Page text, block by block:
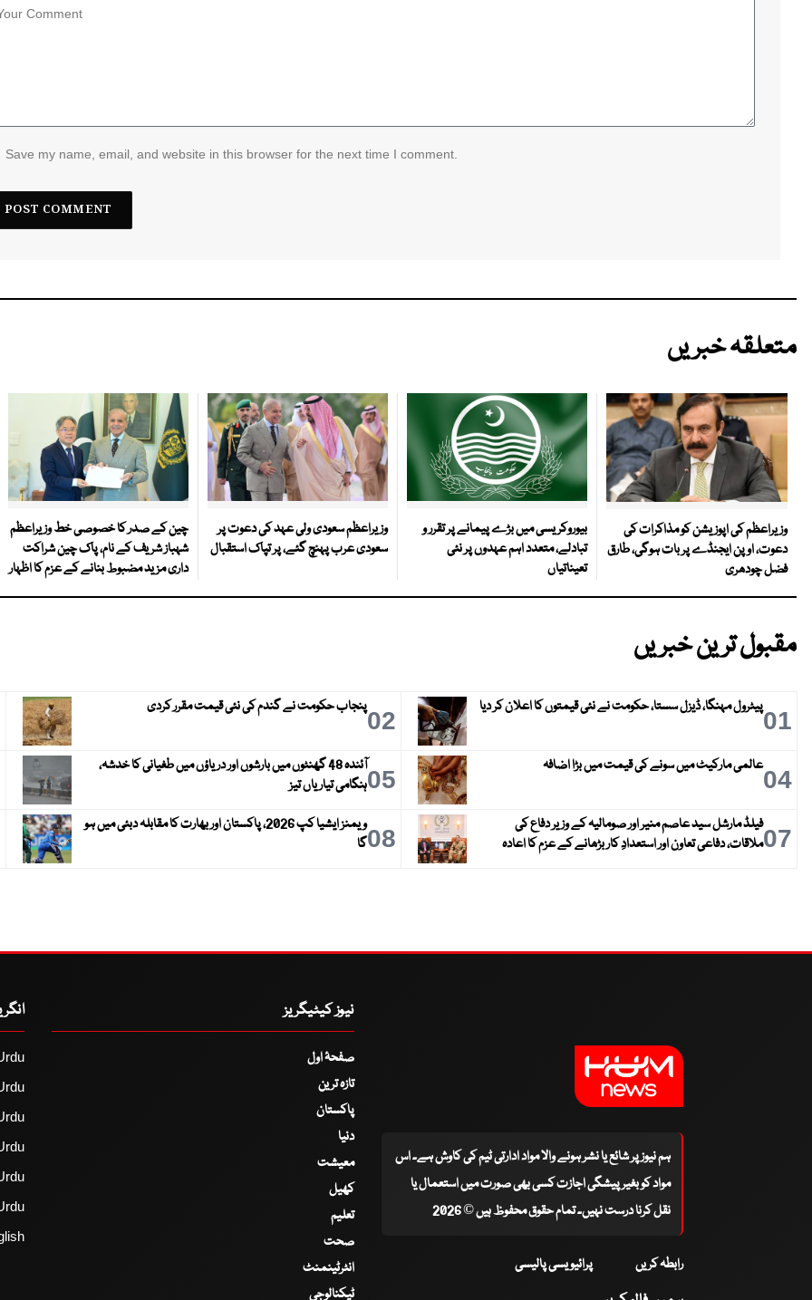
Save my name, email, and website in this browser for the next time I comment.
متعلقہ خبریں
وزیراعظم کی اپوزیشن کو مذاکرات کی
دعوت، اوپن ایجنڈے پر بات ہوگی، طارق
فضل چودھری
بیوروکریسی میں بڑے پیمانے پر تقرر و
تبادلے، متعدد اہم عہدوں پر نئی
تعیناتیاں
وزیراعظم سعودی ولی عہد کی دعوت پر
سعودی عرب پہنچ گئے، پر تپاک استقبال
چین کے صدر کا خصوصی خط وزیراعظم
شہباز شریف کے نام، پاک چین شراکت
داری مزید مضبوط بنانے کے عزم کا اظہار
مقبول ترین خبریں
01پیٹرول مہنگا، ڈیزل سستا، حکومت نے نئی قیمتوں کا اعلان کر دیا 02پنجاب حکومت نے گندم کی نئی قیمت مقرر کردی
04عالمی مارکیٹ میں سونے کی قیمت میں بڑا اضافہ 05
آئندہ 48 گھنٹوں میں بارشوں اور دریاؤں میں طغیانی کا خدشہ،
ہنگامی تیاریاں تیز
07فیلڈ مارشل سید عاصم منیر اور صومالیہ کے وزیر دفاع کی
ملاقات، دفاعی تعاون اور استعدادِ کار بڑھانے کے عزم کا اعادہ
08
ویمنز ایشیا کپ 2026، پاکستان اور بھارت کا مقابلہ دبئی میں ہو
گا
ہم نیوز پر شائع یا نشر ہونے والا مواد ادارتی ٹیم کی کاوش ہے۔ اس
مواد کو بغیر پیشگی اجازت کسی بھی صورت میں استعمال یا
نقل کرنا درست نہیں۔ تمام حقوق محفوظ ہیں © 2026
رابطہ کریں پرائیویسی پالیسی
نیوز کیٹیگریز
صفحۂ اول
تازہ ترین
پاکستان
دنیا
معیشت
کھیل
تعلیم
صحت
انٹرٹینمنٹ
ٹیکنالوجی